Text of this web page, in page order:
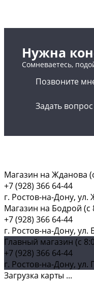
Нужна
Сомневаетесь,
Позвоните
Задать вопрос
Магазин на Жданова
+7 (928) 366 64-44
г. Ростов-на-Дону, ул.
Магазин на Бодрой (c
+7 (928) 366 64-44
г. Ростов-на-Дону, ул.
Главный магазин (c
+7 (928) 366 64-44
г. Ростов-на-Дону, ул.
Загрузка карты ...